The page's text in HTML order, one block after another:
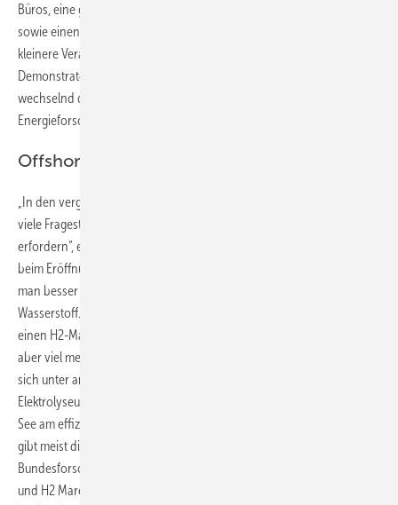
Büros, eine große Veranstaltungs-Freifläche, eine Hörsaaltreppe
sowie einen Ausstellungsbereich. Die Infrastruktur ist für größere und
kleinere Veranstaltungen ausgelegt. Weiterhin gibt es digitale
Demonstratoren sowie Technologie-Exponate, die regelmäßig
wechselnd die Veranstaltungen vor Ort flankieren und der Fraunhofer
Energieforschung ein Technologie-Schaufenster bieten.
Offshore-Windkraft und Wasserstoff
„In den vergangenen fünf bis sechs Jahren haben wir gesehen, dass
viele Fragestellungen ein hohes Maß an Systemverständnis
erfordern“, erklärt Hans-Martin Hennig, Leiter des Fraunhofer ISE,
beim Eröffnung-Presselunch. Es gebe viele Forschungsfragen, die
man besser gemeinsam erörtert. Ein Beispiel dafür ist das Thema
Wasserstoff. Hier haben Fraunhofer IKTS, IEG und ISI gemeinsam
einen H2-Masterplan für Ostdeutschland erarbeitet. Tatsächlich sind
aber viel mehr Institute in das involviert. Das IWES etwa beschäftigt
sich unter anderem in dem Projekt H2 Mare mit der Frage, wie
Elektrolyseure den Strom aus Offshore-Windparks gleich auf hoher
See am effizientesten in Wasserstoff umwandeln könnten. Letztlich
gibt meist die Wirtschaft die Themen vor. Das
Bundesforschungsministerium hat derweil Großprojekte wie H2 Giga
und H2 Mare ins Leben gerufen, an denen ebenfalls Fraunhofer-